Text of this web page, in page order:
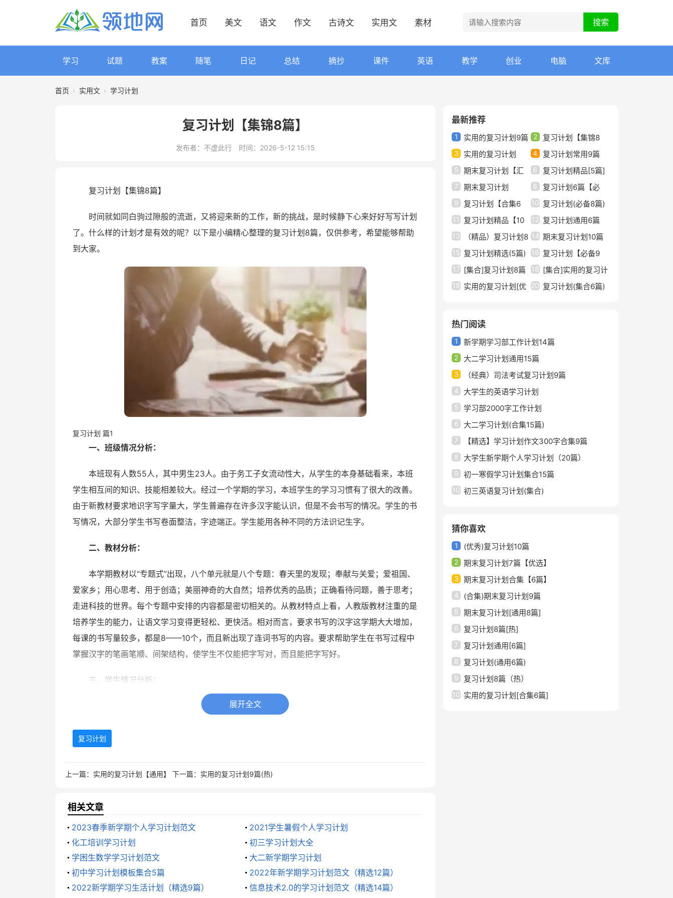
首页 美文 语文 作文 古诗文 实用文 素材
学习 试题 教案 随笔 日记 总结 摘抄 课件 英语 教学 创业 电脑 文库
首页 › 实用文 › 学习计划
复习计划【集锦8篇】
发布者：不虚此行 时间：2026-5-12 15:15
复习计划【集锦8篇】
时间就如同白驹过隙般的流逝，又将迎来新的工作，新的挑战，是时候静下心来好好写写计划
了。什么样的计划才是有效的呢？以下是小编精心整理的复习计划8篇，仅供参考，希望能够帮助
到大家。
复习计划 篇1
一、班级情况分析：
本班现有人数55人，其中男生23人。由于务工子女流动性大，从学生的本身基础看来，本班
学生相互间的知识、技能相差较大。经过一个学期的学习，本班学生的学习习惯有了很大的改善。
由于新教材要求地识字写字量大，学生普遍存在许多汉字能认识，但是不会书写的情况。学生的书
写情况，大部分学生书写卷面整洁，字迹端正。学生能用各种不同的方法识记生字。
二、教材分析：
本学期教材以“专题式”出现，八个单元就是八个专题：春天里的发现；奉献与关爱；爱祖国、
爱家乡；用心思考、用于创造；美丽神奇的大自然；培养优秀的品质；正确看待问题，善于思考；
走进科技的世界。每个专题中安排的内容都是密切相关的。从教材特点上看，人教版教材注重的是
培养学生的能力，让语文学习变得更轻松、更快活。相对而言，要求书写的汉字这学期大大增加，
每课的书写量较多，都是8——10个，而且新出现了连词书写的内容。要求帮助学生在书写过程中
掌握汉字的笔画笔顺、间架结构，使学生不仅能把字写对，而且能把字写好。
三、学生情况分析：
后20﹪学生情况分析：程小奥、程志鹏、罗俊鸿、陈高远、刘少承、朱瑞华、黄正龙：学习
书写较慢，做作业容易分心，积极性不高。
2、认识400个汉字，能正确书写300个汉字。
3、掌握所教汉字中的笔画和偏旁，知道汉字书写的一般笔顺。
4、初步学生汉字的间架结构，能够正确地说出汉字的结构特点。
5、继续巩固正确的读写姿势，把字写正确、规范、端正，保持书面整洁。
展开全文
复习计划
上一篇： 实用的复习计划【通用】 下一篇： 实用的复习计划9篇(热)
相关文章
2023春季新学期个人学习计划范文
2021学生暑假个人学习计划
化工培训学习计划
初三学习计划大全
学困生数学学习计划范文
大二新学期学习计划
初中学习计划模板集合5篇
2022年新学期学习计划范文（精选12篇）
2022新学期学习生活计划（精选9篇）
信息技术2.0的学习计划范文（精选14篇）
最新推荐
1
实用的复习计划9篇
(热)
2
复习计划【集锦8
篇】
3
实用的复习计划
【通用】
4 复习计划常用9篇
5
期末复习计划【汇
总7篇】
6 复习计划精品[5篇]
7
期末复习计划
（热）
8
复习计划6篇【必
备】
9
复习计划【合集6
篇】
10 复习计划(必备8篇)
11
复习计划精品【10
篇】
12 复习计划通用6篇
13
（精品）复习计划8
篇
14 期末复习计划10篇
（实用）
15 复习计划精选(5篇) 16 复习计划【必备9
篇】
17 [集合]复习计划8篇 18 [集合]实用的复习计
划5篇
19 实用的复习计划[优 20 复习计划(集合6篇)
热门阅读
1 新学期学习部工作计划14篇
2 大二学习计划通用15篇
3 （经典）司法考试复习计划9篇
4 大学生的英语学习计划
5 学习部2000字工作计划
6 大二学习计划(合集15篇)
7 【精选】学习计划作文300字合集9篇
8 大学生新学期个人学习计划（20篇）
9 初一寒假学习计划集合15篇
10 初三英语复习计划(集合)
猜你喜欢
1 (优秀)复习计划10篇
2 期末复习计划7篇【优选】
3 期末复习计划合集【6篇】
4 (合集)期末复习计划9篇
5 期末复习计划[通用8篇]
6 复习计划8篇[热]
7 复习计划通用[6篇]
8 复习计划(通用6篇)
9 复习计划8篇（热）
10 实用的复习计划[合集6篇]